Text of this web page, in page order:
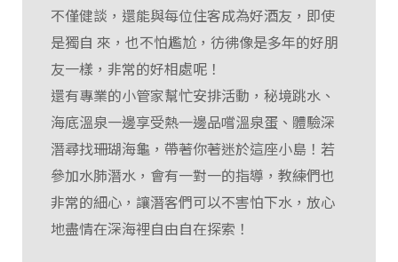
不僅健談，還能與每位住客成為好酒友，即使
是獨自 來，也不怕尷尬，彷彿像是多年的好朋
友一樣，非常的好相處呢！
還有專業的小管家幫忙安排活動，秘境跳水、
海底溫泉一邊享受熱一邊品嚐溫泉蛋、體驗深
潛尋找珊瑚海龜，帶著你著迷於這座小島！若
參加水肺潛水，會有一對一的指導，教練們也
非常的細心，讓潛客們可以不害怕下水，放心
地盡情在深海裡自由自在探索！